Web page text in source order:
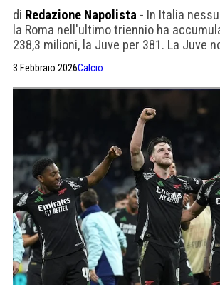
di Redazione Napolista - In Italia
la Roma nell'ultimo triennio ha
238,3 milioni, la Juve per 381. La Juve
3 Febbraio 2026Calcio